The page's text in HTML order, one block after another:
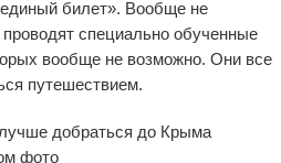
билет». Вообще не
специально обученные
вообще не возможно. Они все
путешествием.